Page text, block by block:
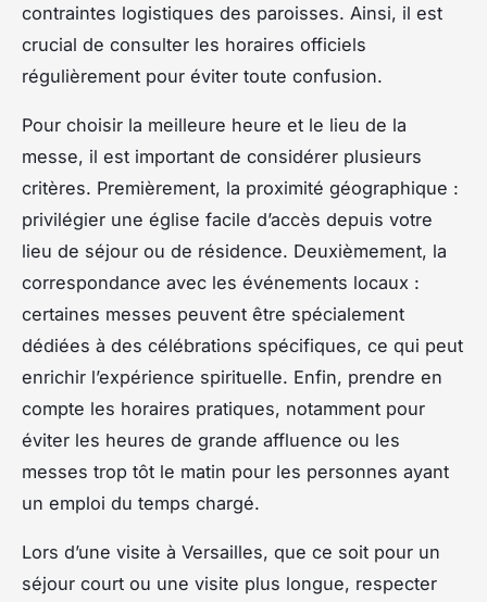
contraintes logistiques des paroisses. Ainsi, il est
crucial de consulter les horaires officiels
régulièrement pour éviter toute confusion.
Pour choisir la meilleure heure et le lieu de la
messe, il est important de considérer plusieurs
critères. Premièrement, la proximité géographique :
privilégier une église facile d’accès depuis votre
lieu de séjour ou de résidence. Deuxièmement, la
correspondance avec les événements locaux :
certaines messes peuvent être spécialement
dédiées à des célébrations spécifiques, ce qui peut
enrichir l’expérience spirituelle. Enfin, prendre en
compte les horaires pratiques, notamment pour
éviter les heures de grande affluence ou les
messes trop tôt le matin pour les personnes ayant
un emploi du temps chargé.
Lors d’une visite à Versailles, que ce soit pour un
séjour court ou une visite plus longue, respecter